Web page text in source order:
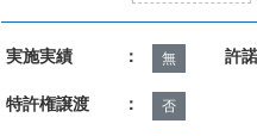
実施実績 ： 無 許
特許権譲渡 ： 否